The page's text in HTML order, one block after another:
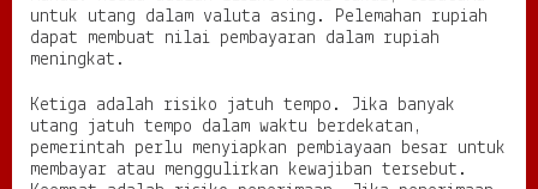
untuk utang dalam valuta asing. Pelemahan rupiah
dapat membuat nilai pembayaran dalam rupiah
meningkat.
Ketiga adalah risiko jatuh tempo. Jika banyak
utang jatuh tempo dalam waktu berdekatan,
pemerintah perlu menyiapkan pembiayaan besar untuk
membayar atau menggulirkan kewajiban tersebut.